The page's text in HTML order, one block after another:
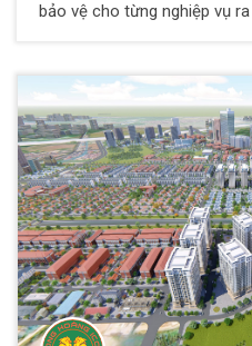
bảo vệ cho từng nghiệp vụ
toàn bộ các thắc mắc trên
tôi tìm hiểu chi tiết nhé.